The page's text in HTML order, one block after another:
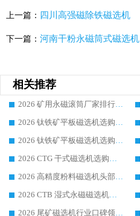
上一篇： 四川高强磁除铁磁选机
下一篇： 河南干粉永磁筒式磁选机
相关推荐
2026 矿用永磁滚筒厂家排行榜选购干货指南 行业口碑标杆华体会手机网页版-华体会(中国) 实力出众
2026 钛铁矿平板磁选机选购全攻略 市场公认优质品牌厂家实力排行榜
2026 钛铁矿平板磁选机选购指南 行业口碑优选品牌生产企业实力排行榜
2026 CTG 干式磁选机选购指南|行业口碑靠谱生产厂家领域强者推荐
2026 高精度粉料磁选机头部厂家选购指南 行业口碑靠谱品牌推荐 领域强者华体会手机网页版-华体会(中国) 解析
2026 CTB 湿式永磁磁选机选购指南|行业口碑良好品牌推荐，领域强者华体会手机网页版-华体会(中国)
2026 尾矿磁选机行业口碑领域强者，源头直供国内主流厂家华体会手机网页版-华体会(中国) 一站式服务